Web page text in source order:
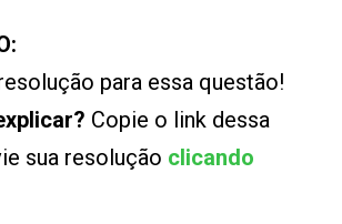
para essa questão!
Copie o link dessa
sua resolução clicando